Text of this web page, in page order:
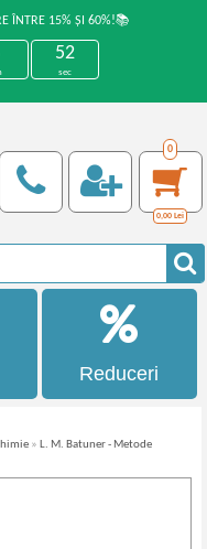
ÎNTRE 15% ȘI 60%!📚
51
sec
0
0,00 Lei
Reduceri
» L. M. Batuner - Metode